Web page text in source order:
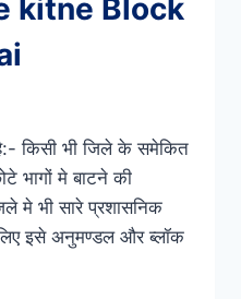
kitne Block
किसी भी जिले के समेकित
भागों मे बाटने की
मे भी सारे प्रशासनिक
इसे अनुमण्डल और ब्लॉक